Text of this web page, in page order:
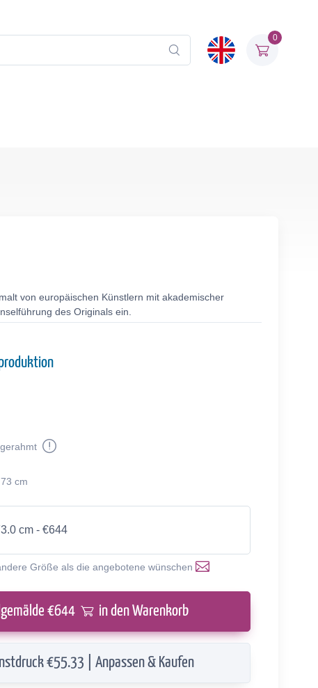
0
von europäischen Künstlern mit akademischer
des Originals ein.
cm
cm - €644
Größe als die angebotene wünschen
€644 in den Warenkorb
€55.33 | Anpassen & Kaufen